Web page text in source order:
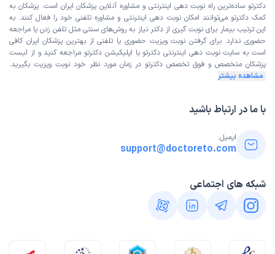
دکترتو ساده‌ترین راه نوبت‌ دهی اینترنتی و مشاوره آنلاین پزشکان ایران است. پزشکان به
کمک دکترتو می‌توانند امکان نوبت دهی اینترنتی و مشاوره تلفنی خود را فعال کنند. به
این ترتیب بیمار برای نوبت گیری از دکتر نیاز به روش‌های سنتی مثل تلفن زدن یا مراجعه
حضوری ندارد. برای گرفتن نوبت ویزیت حضوری یا تلفنی از بهترین پزشکان ایران کافی
است به سایت نوبت دهی اینترنتی دکترتو یا اپلیکیشن دکترتو مراجعه کنید و از لیست
پزشکان متخصص و فوق تخصص دکترتو در زمان مورد نظر خود نوبت ویزیت بگیرید.
مشاهده بیشتر
با ما در ارتباط باشید
ایمیل:
support@doctoreto.com
شبکه های اجتماعی